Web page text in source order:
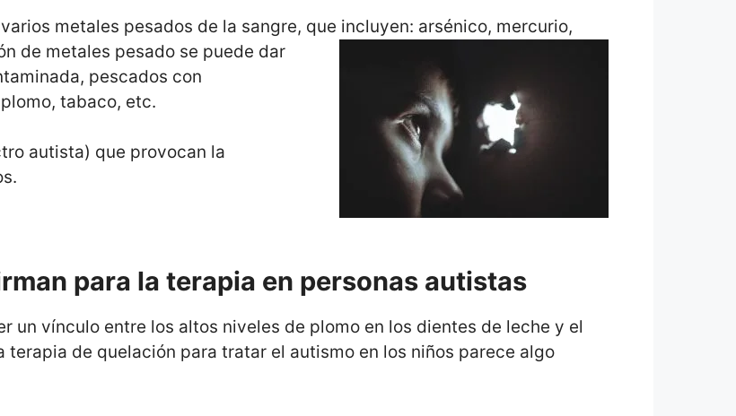
metales pesados ​​de la sangre, que incluyen: arsénico, mercurio,
de metales pesado se puede dar
pescados con
tabaco, etc.
autista) que provocan la
para la terapia en personas autistas
un vínculo entre los altos niveles de plomo en los dientes de leche y el
terapia de quelación para tratar el autismo en los niños parece algo